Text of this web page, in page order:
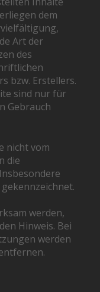
dem
Art der
des
bzw. Erstellers.
sind nur für
Gebrauch
nicht vom
die
werden,
Hinweis. Bei
werden